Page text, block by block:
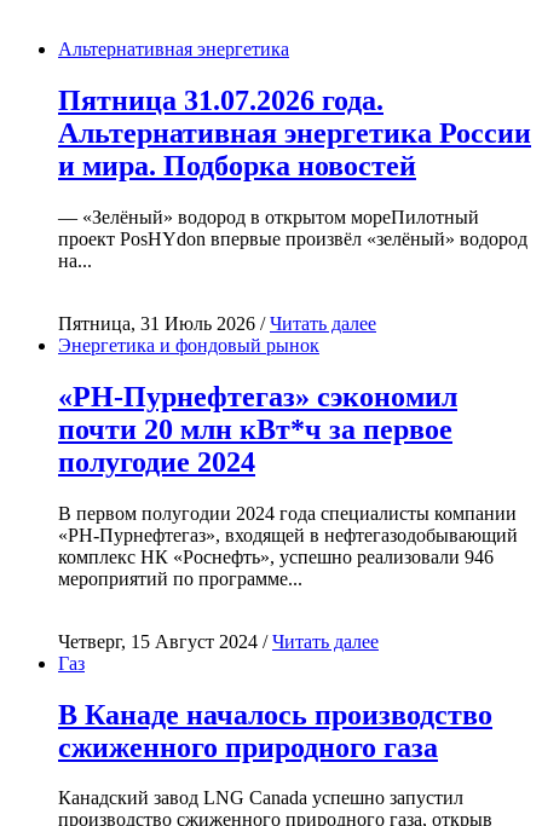
Альтернативная энергетика
Пятница 31.07.2026 года.
Альтернативная энергетика России
и мира. Подборка новостей
— «Зелёный» водород в открытом мореПилотный
проект PosHYdon впервые произвёл «зелёный» водород
на...
Пятница, 31 Июль 2026 /Читать далее
Энергетика и фондовый рынок
«РН-Пурнефтегаз» сэкономил
почти 20 млн кВт*ч за первое
полугодие 2024
В первом полугодии 2024 года специалисты компании
«РН-Пурнефтегаз», входящей в нефтегазодобывающий
комплекс НК «Роснефть», успешно реализовали 946
мероприятий по программе...
Четверг, 15 Август 2024 /Читать далее
Газ
В Канаде началось производство
сжиженного природного газа
Канадский завод LNG Canada успешно запустил
производство сжиженного природного газа, открыв